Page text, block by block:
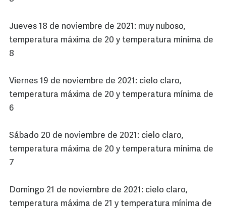
Jueves 18 de noviembre de 2021: muy nuboso,
temperatura máxima de 20 y temperatura mínima de
8
Viernes 19 de noviembre de 2021: cielo claro,
temperatura máxima de 20 y temperatura mínima de
6
Sábado 20 de noviembre de 2021: cielo claro,
temperatura máxima de 20 y temperatura mínima de
7
Domingo 21 de noviembre de 2021: cielo claro,
temperatura máxima de 21 y temperatura mínima de